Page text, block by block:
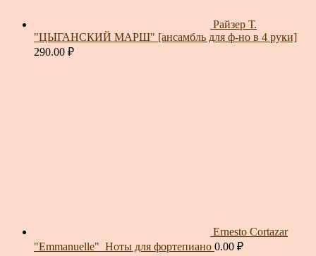
Райзер Т.
"ЦЫГАНСКИЙ МАРШ" [ансамбль для ф-но в 4 руки]
290.00 ₽
Ernesto Cortazar
"Emmanuelle"_Ноты для фортепиано 0.00 ₽